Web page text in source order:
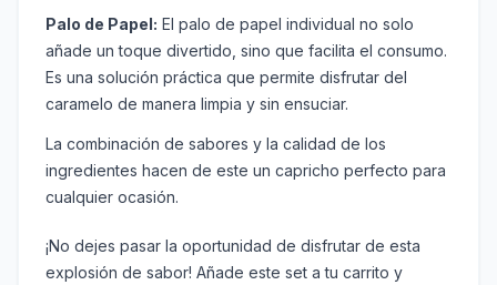
Palo de Papel: El palo de papel individual no solo
añade un toque divertido, sino que facilita el consumo.
Es una solución práctica que permite disfrutar del
caramelo de manera limpia y sin ensuciar.
La combinación de sabores y la calidad de los
ingredientes hacen de este un capricho perfecto para
cualquier ocasión.
¡No dejes pasar la oportunidad de disfrutar de esta
explosión de sabor! Añade este set a tu carrito y